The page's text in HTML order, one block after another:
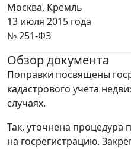
Москва, Кремль
13 июля 2015 года
№ 251-ФЗ
Обзор документа
Поправки посвящены
кадастрового учета
случаях.
Так, уточнена процедура
на госрегистрацию.